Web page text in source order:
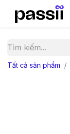
Tất cả sản phẩm